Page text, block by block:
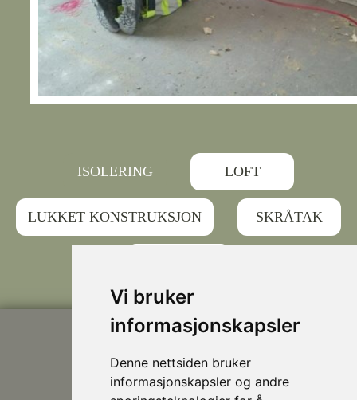
Vi bruker
informasjonskapsler
Denne nettsiden bruker
informasjonskapsler og andre
ISOLERING LOFT
LUKKET KONSTRUKSJON SKRÅTAK